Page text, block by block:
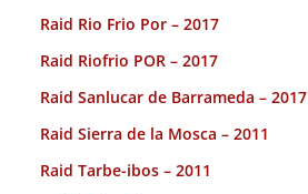
Raid Rio Frio Por – 2017
Raid Riofrio POR – 2017
Raid Sanlucar de Barrameda – 2017
Raid Sierra de la Mosca – 2011
Raid Tarbe-ibos – 2011